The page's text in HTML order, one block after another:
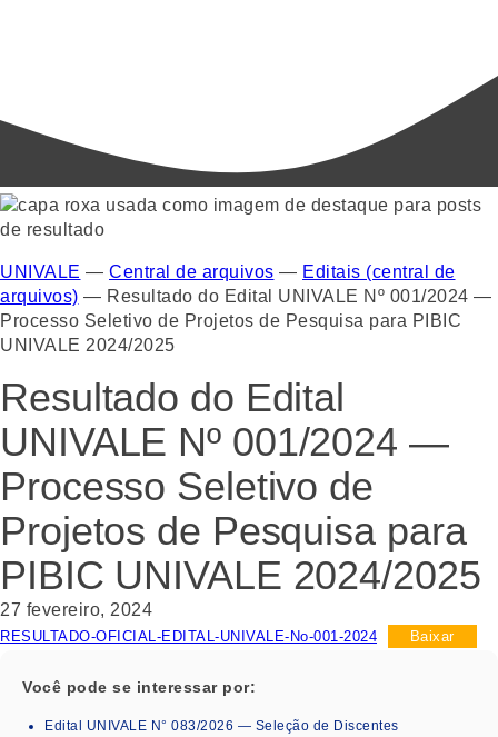
UNIVALE — Central de arquivos — Editais (central de
arquivos) — Resultado do Edital UNIVALE Nº 001/2024 —
Processo Seletivo de Projetos de Pesquisa para PIBIC
UNIVALE 2024/2025
Resultado do Edital
UNIVALE Nº 001/2024 —
Processo Seletivo de
Projetos de Pesquisa para
PIBIC UNIVALE 2024/2025
27 fevereiro, 2024
RESULTADO-OFICIAL-EDITAL-UNIVALE-No-001-2024 Baixar
Você pode se interessar por:
Edital UNIVALE N° 083/2026 — Seleção de Discentes